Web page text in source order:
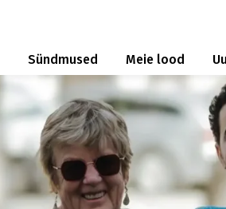
Sündmused Meie lood